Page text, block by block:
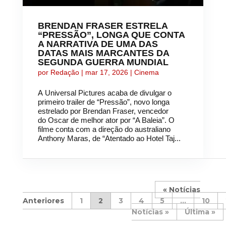
BRENDAN FRASER ESTRELA
“PRESSÃO”, LONGA QUE CONTA
A NARRATIVA DE UMA DAS
DATAS MAIS MARCANTES DA
SEGUNDA GUERRA MUNDIAL
por Redação| mar 17, 2026| Cinema
A Universal Pictures acaba de divulgar o
primeiro trailer de “Pressão”, novo longa
estrelado por Brendan Fraser, vencedor
do Oscar de melhor ator por “A Baleia”. O
filme conta com a direção do australiano
Anthony Maras, de “Atentado ao Hotel Taj...
«
1
2 3 4 5 ... 10
»
Última »